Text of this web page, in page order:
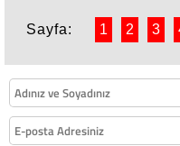
Sayfa: 1 2 3